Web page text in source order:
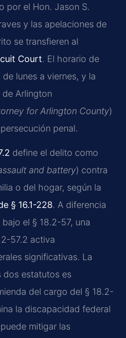
por el Hon. Jason S.
y las apelaciones de
se transfieren al
Court. El horario de
lunes a viernes, y la
Arlington
for Arlington County)
penal.
define el delito como
and battery) contra
o del hogar, según la
§ 16.1-228. A diferencia
el § 18.2-57, una
57.2 activa
significativas. La
dos estatutos es
del cargo del § 18.2-
la discapacidad federal
mitigar las